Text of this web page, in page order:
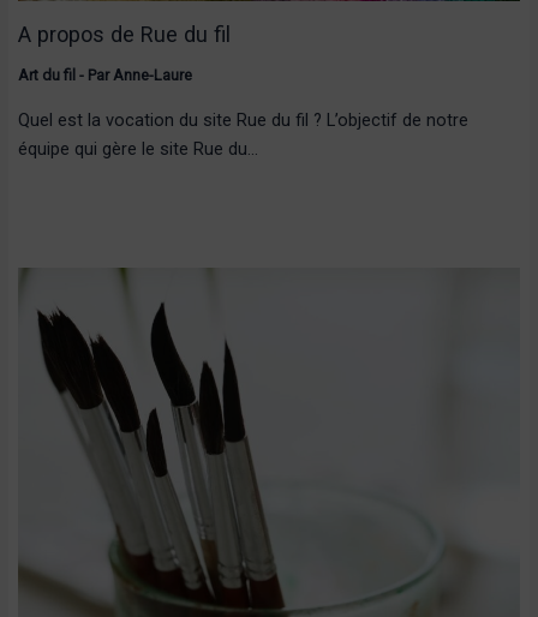
A propos de Rue du fil
Art du fil - ParAnne-Laure
Quel est la vocation du site Rue du fil ? L’objectif de notre
équipe qui gère le site Rue du…